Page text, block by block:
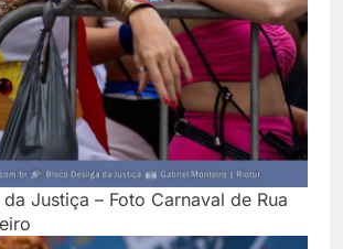
Justiça – Foto Carnaval de Rua